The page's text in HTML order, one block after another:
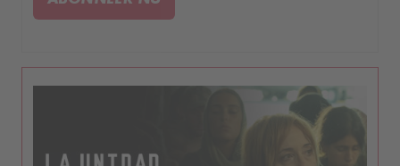
noodlot slaat opnieuw toe.